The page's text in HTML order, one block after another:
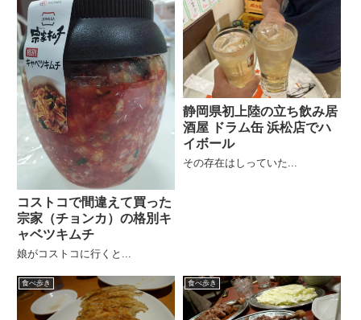
コストコで間違えて買った
宗家（チョンカ）の格別キ
ャベツキムチ
娘がコストコに行くと...
静岡県初上陸の立ち飲み居
酒屋 ドラム缶 浜松店でハ
イボール
その存在はしっていた...
食べ歩き 食べ歩き